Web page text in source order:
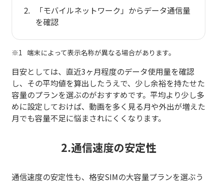
「モバイルネットワーク」からデータ通信量
を確認
端末によって表示名称が異なる場合があります。
目安としては、直近3ヶ月程度のデータ使用量を確認
し、その平均値を算出したうえで、少し余裕を持たせた
容量のプランを選ぶのがおすすめです。平均より少し多
めに設定しておけば、動画を多く見る月や外出が増えた
月でも容量不足に悩まされにくくなります。
2.通信速度の安定性
通信速度の安定性も、格安SIMの大容量プランを選ぶう